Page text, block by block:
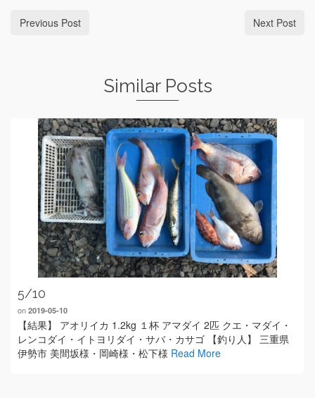
Previous Post Next Post
Similar Posts
5/10
on 2019-05-10
【結果】 アオリイカ 1.2kg １杯 アマダイ 2匹 クエ・マダイ・
レンコダイ・イトヨリダイ・サバ・カサゴ 【釣り人】 三重県
伊勢市 美間坂様・岡崎様・松下様 Read More